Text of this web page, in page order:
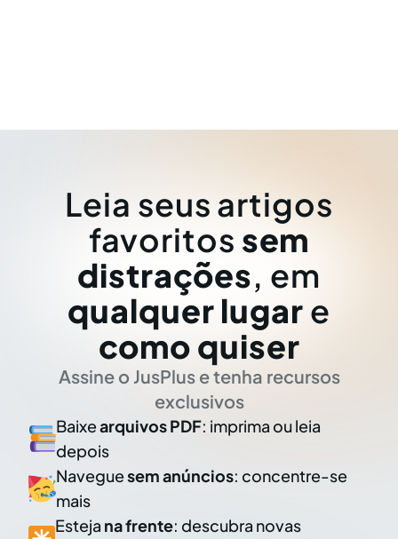
Leia seus artigos
favoritos sem
distrações, em
qualquer lugar e
como quiser
Assine o JusPlus e tenha recursos
exclusivos
Baixearquivos PDF: imprima ou leia
depois
Naveguesem anúncios: concentre-se
mais
Esteja na frente: descubra novas